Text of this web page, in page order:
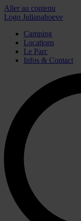
Aller au contenu
Logo Julianahoeve
Camping
Locations
Le Parc
Infos & Contact